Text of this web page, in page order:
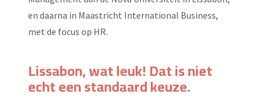
en daarna in Maastricht International Business,
met de focus op HR.
Lissabon, wat leuk! Dat is niet
echt een standaard keuze.